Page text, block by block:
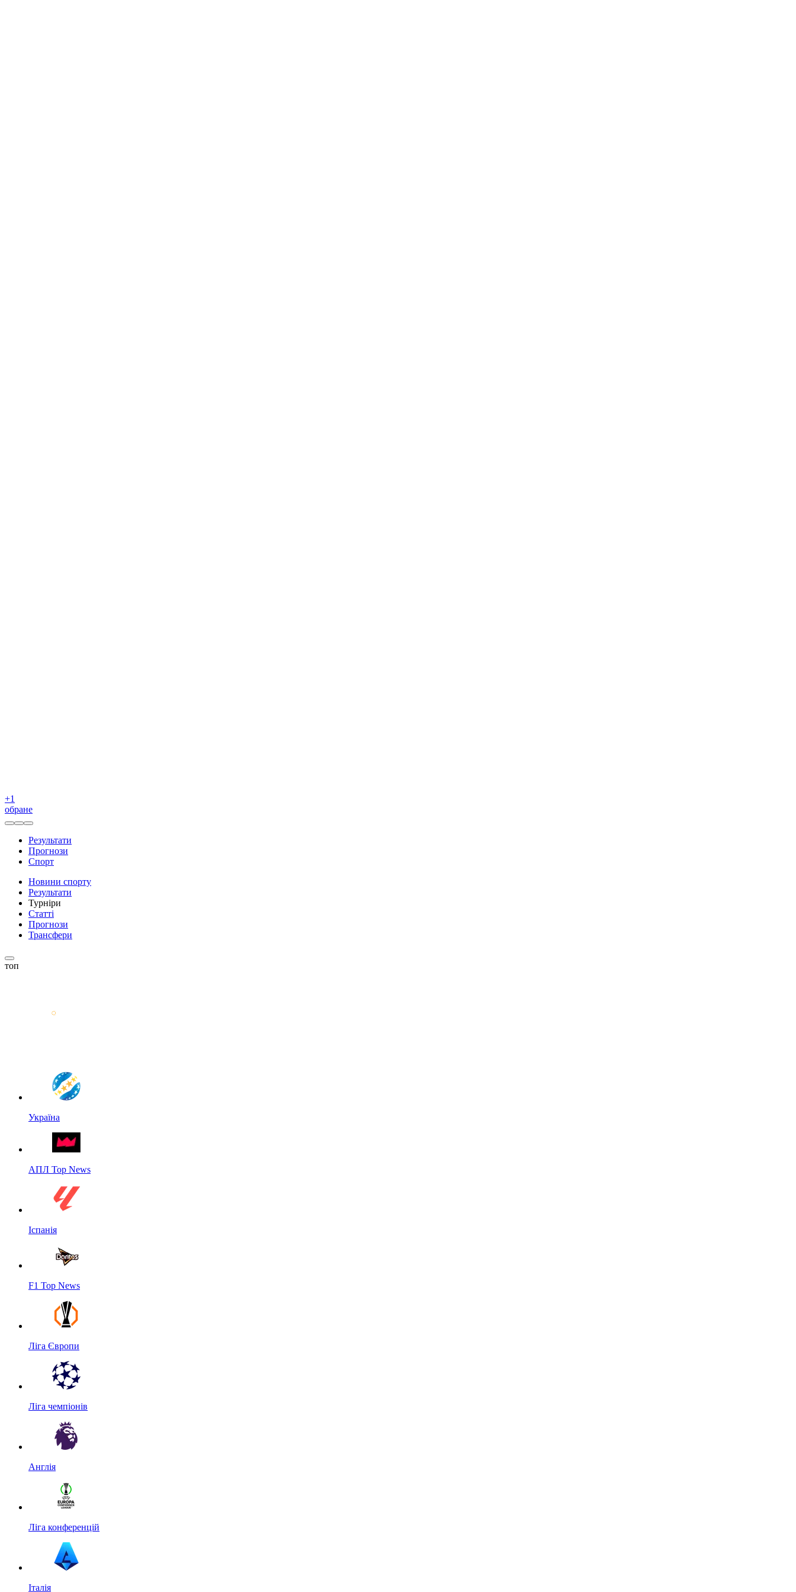
+1
обране
Результати
Прогнози
Спорт
Новини спорту
Результати
Турніри
Статті
Прогнози
Трансфери
топ
Україна
АПЛ Top News
Іспанія
F1 Top News
Ліга Європи
Ліга чемпіонів
Англія
Ліга конференцій
Італія